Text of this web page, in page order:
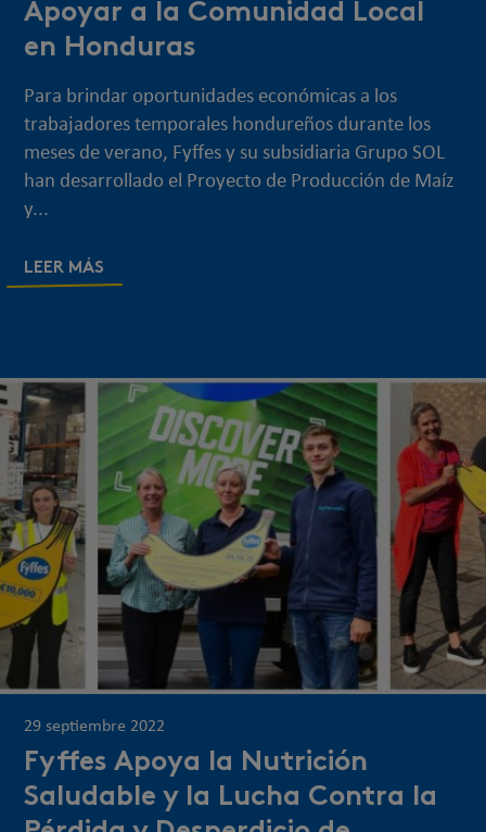
Apoyar a la Comunidad Local
en Honduras
Para brindar oportunidades económicas a los
trabajadores temporales hondureños durante los
meses de verano, Fyffes y su subsidiaria Grupo SOL
han desarrollado el Proyecto de Producción de Maíz
y...
LEER MÁS
29 septiembre 2022
Fyffes Apoya la Nutrición
Saludable y la Lucha Contra la